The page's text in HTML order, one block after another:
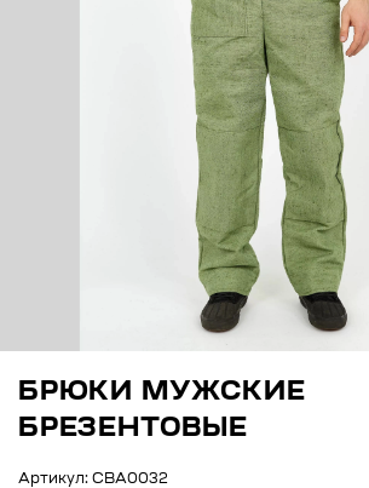
БРЮКИ МУЖСКИЕ
БРЕЗЕНТОВЫЕ
Артикул: СВА0032